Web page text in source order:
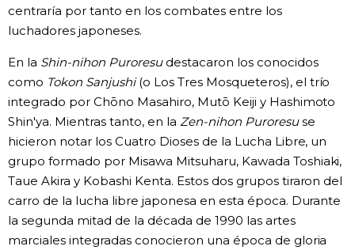
centraría por tanto en los combates entre los
luchadores japoneses.
En la Shin-nihon Puroresudestacaron los conocidos
como Tokon Sanjushi(o Los Tres Mosqueteros), el trío
integrado por Chōno Masahiro, Mutō Keiji y Hashimoto
Shin'ya. Mientras tanto, en la Zen-nihon Puroresuse
hicieron notar los Cuatro Dioses de la Lucha Libre, un
grupo formado por Misawa Mitsuharu, Kawada Toshiaki,
Taue Akira y Kobashi Kenta. Estos dos grupos tiraron del
carro de la lucha libre japonesa en esta época. Durante
la segunda mitad de la década de 1990 las artes
marciales integradas conocieron una época de gloria